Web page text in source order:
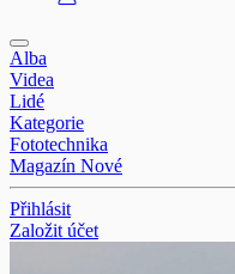
Alba
Videa
Lidé
Kategorie
Fototechnika
Magazín Nové
Přihlásit
Založit účet